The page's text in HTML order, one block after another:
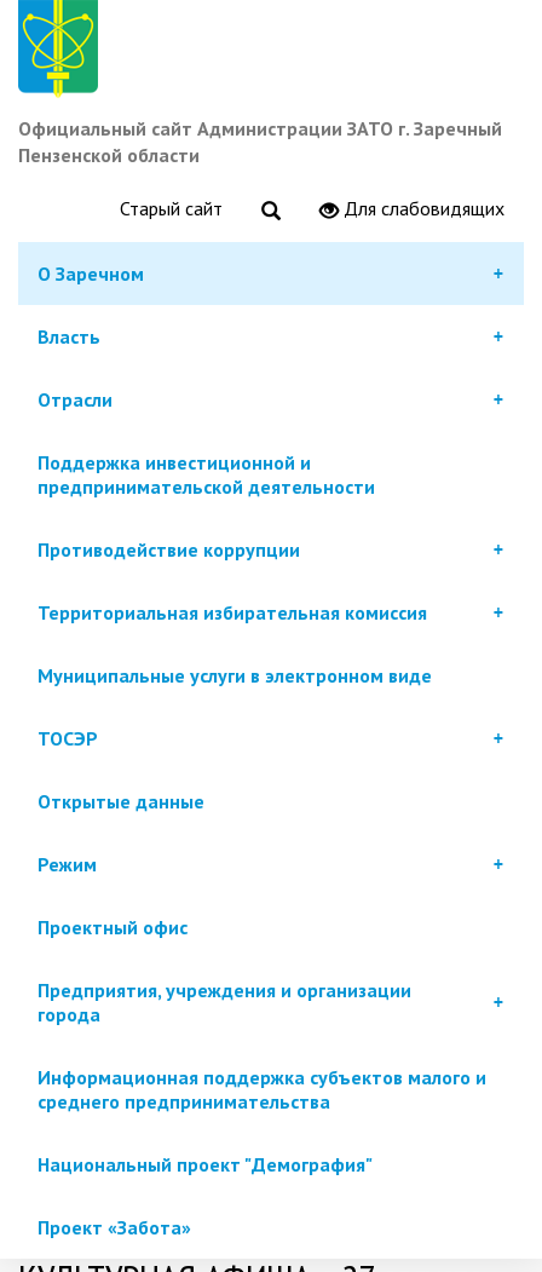
Перейти
основному
содержанию
Официальный сайт Администрации ЗАТО г. Заречный
Пензенской области
Старый сайт Для слабовидящих
О Заречном
Власть
Отрасли
Поддержка инвестиционной и
предпринимательской деятельности
Противодействие коррупции
Территориальная избирательная комиссия
Муниципальные услуги в электронном виде
ТОСЭР
Открытые данные
Режим
Проектный офис
Предприятия, учреждения и организации
города
Информационная поддержка субъектов малого и
среднего предпринимательства
Национальный проект "Демография"
Проект «Забота»